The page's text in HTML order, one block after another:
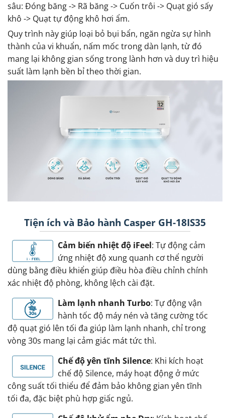
sâu: Đóng băng -> Rã băng -> Cuốn trôi -> Quạt gió sấy
khô -> Quạt tự động khô hơi ẩm.
Quy trình này giúp loại bỏ bụi bẩn, ngăn ngừa sự hình
thành của vi khuẩn, nấm mốc trong dàn lạnh, từ đó
mang lại không gian sống trong lành hơn và duy trì hiệu
suất làm lạnh bền bỉ theo thời gian.
Tiện ích và Bảo hành Casper GH-18IS35
Cảm biến nhiệt độ iFeel: Tự động cảm
ứng nhiệt độ xung quanh cơ thể người
dùng bằng điều khiển giúp điều hòa điều chỉnh chính
xác nhiệt độ phòng, không lệch cài đặt.
Làm lạnh nhanh Turbo: Tự động vận
hành tốc độ máy nén và tăng cường tốc
độ quạt gió lên tối đa giúp làm lạnh nhanh, chỉ trong
vòng 30s mang lại cảm giác mát tức thì.
Chế độ yên tĩnh Silence: Khi kích hoạt
chế độ Silence, máy hoạt động ở mức
công suất tối thiểu để đảm bảo không gian yên tĩnh
tối đa, đặc biệt phù hợp giấc ngủ.